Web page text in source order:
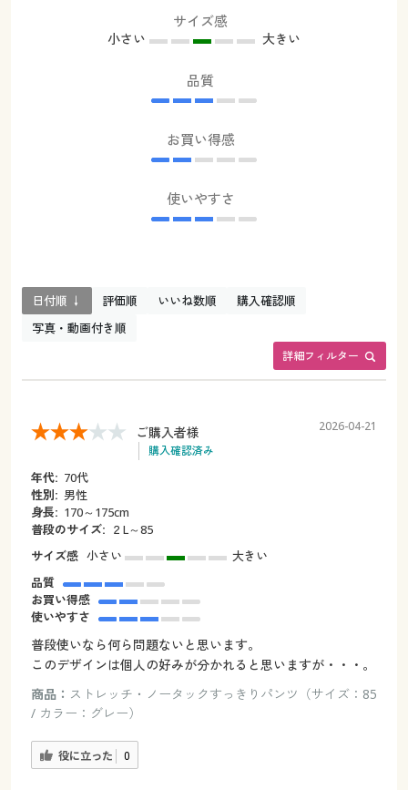
サイズ感
小さい 大きい
品質
お買い得感
使いやすさ
詳細フィルター
日付順 ↓ 評価順 いいね数順
購入確認順
写真・動画付き順
ご購入者様
購入確認済み
2026-04-21
年代: 70代
性別: 男性
身長: 170～175cm
普段のサイズ: ２L～85
サイズ感 小さい
大きい
品質
お買い得感
使いやすさ
普段使いなら何ら問題ないと思います。
このデザインは個人の好みが分かれると思いますが・・・。
商品： ストレッチ・ノータックすっきりパンツ（サイズ：85
/ カラー：グレー）
役に立った 0